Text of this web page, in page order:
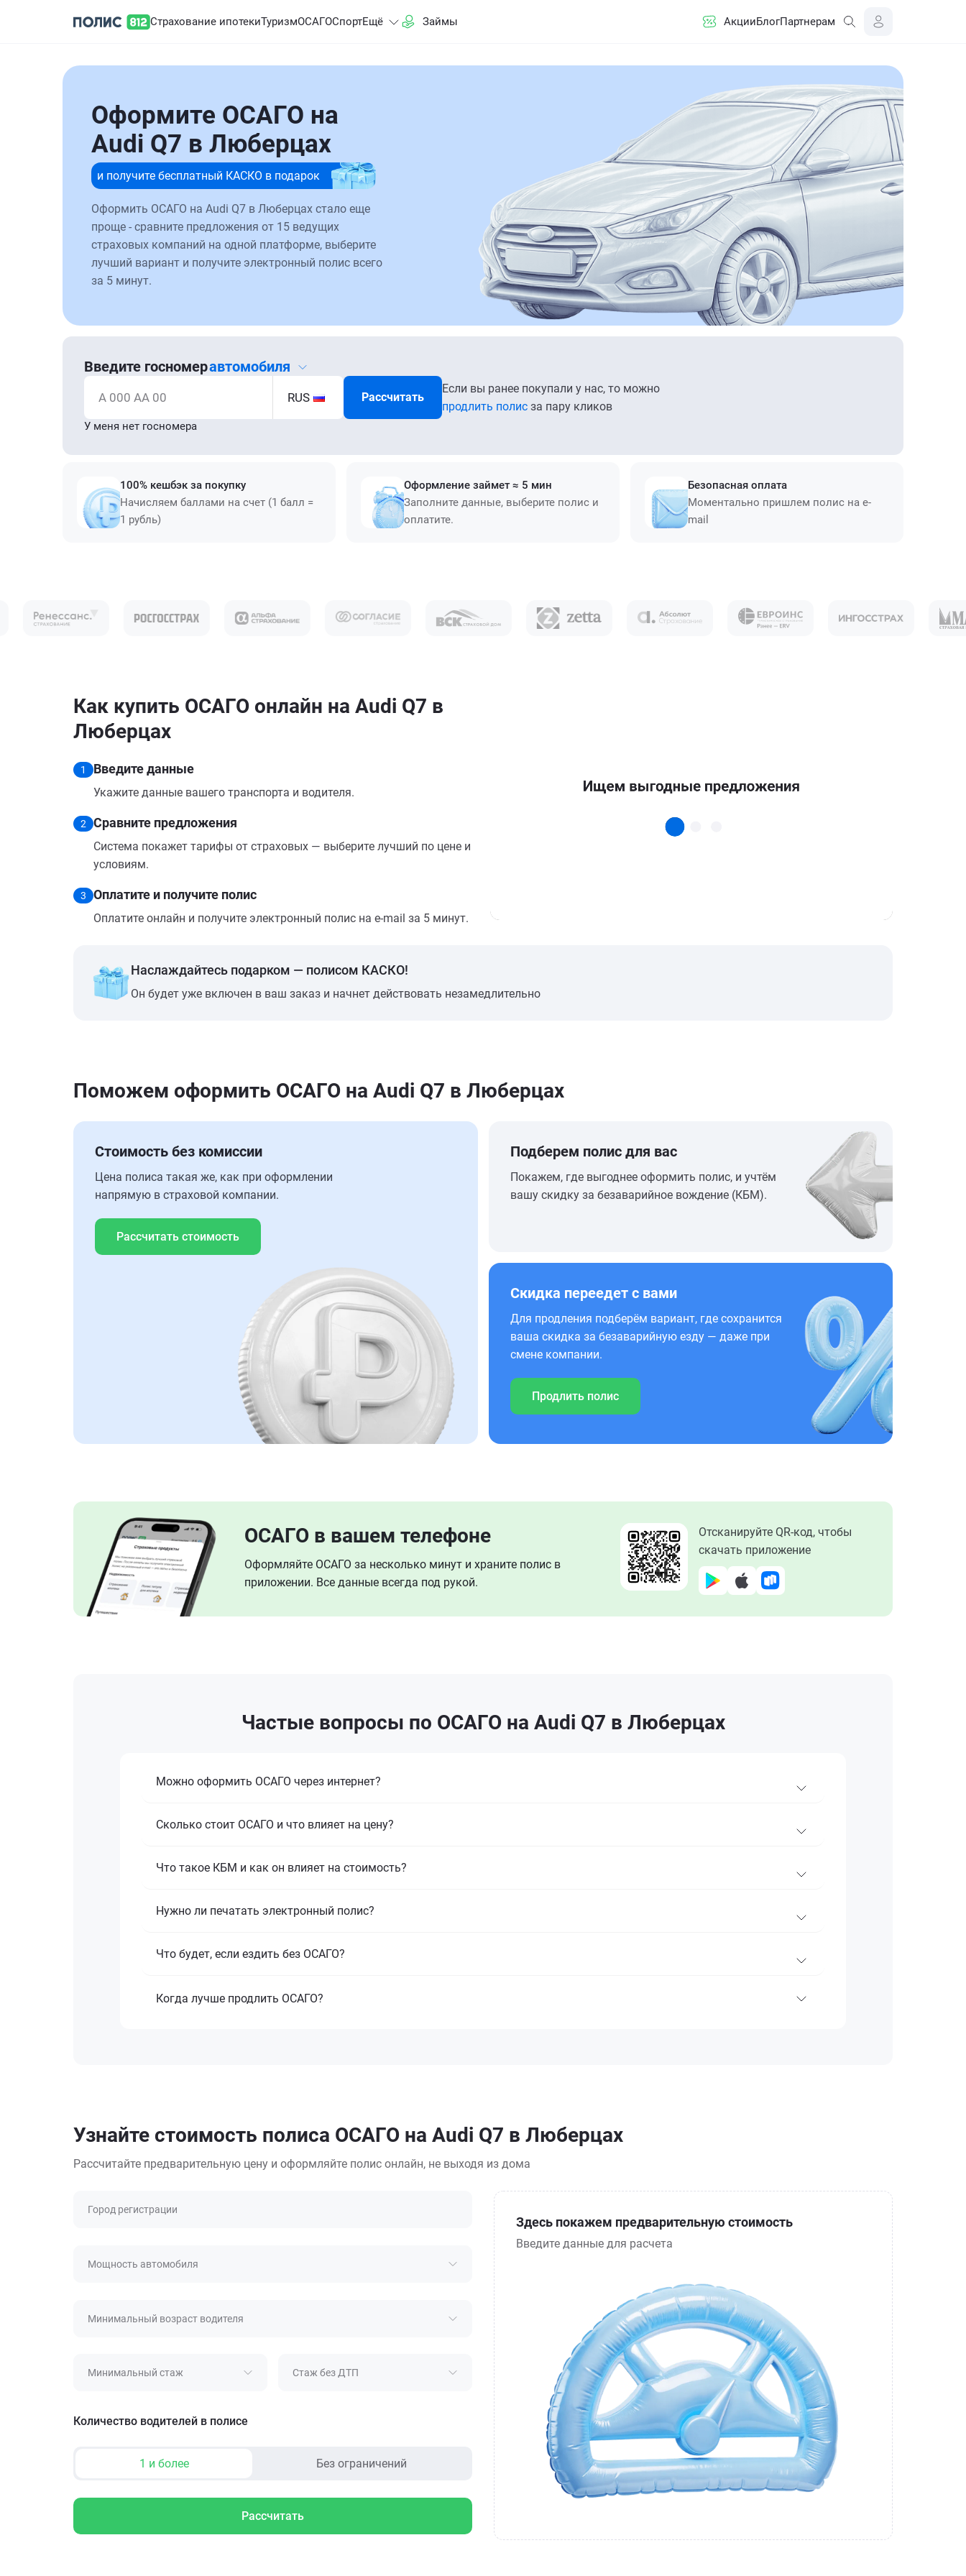
Страхование ипотекиТуризмОСАГОСпортЕщё Займы АкцииБлогПартнерам
Оформите ОСАГО на
Audi Q7 в Люберцах
и получите бесплатный КАСКО в подарок
Оформить ОСАГО на Audi Q7 в Люберцах стало еще
проще - сравните предложения от 15 ведущих
страховых компаний на одной платформе, выберите
лучший вариант и получите электронный полис всего
за 5 минут.
Введите госномеравтомобиля
А 000 АА 00 RUS Рассчитать
Если вы ранее покупали у нас, то можно
продлить полис за пару кликов
У меня нет госномера
100% кешбэк за покупку
Начисляем баллами на счет (1 балл =
1 рубль)
Оформление займет ≈ 5 мин
Заполните данные, выберите полис и
оплатите.
Безопасная оплата
Моментально пришлем полис на e-
mail
Как купить ОСАГО онлайн на Audi Q7 в
Люберцах
1 Введите данные
Укажите данные вашего транспорта и водителя.
2 Сравните предложения
Система покажет тарифы от страховых — выберите лучший по цене и
условиям.
3 Оплатите и получите полис
Оплатите онлайн и получите электронный полис на e-mail за 5 минут.
Наслаждайтесь подарком — полисом КАСКО!
Он будет уже включен в ваш заказ и начнет действовать незамедлительно
Поможем оформить ОСАГО на Audi Q7 в Люберцах
Стоимость без комиссии
Цена полиса такая же, как при оформлении
напрямую в страховой компании.
Рассчитать стоимость
Подберем полис для вас
Покажем, где выгоднее оформить полис, и учтём
вашу скидку за безаварийное вождение (КБМ).
Скидка переедет с вами
Для продления подберём вариант, где сохранится
ваша скидка за безаварийную езду — даже при
смене компании.
Продлить полис
ОСАГО в вашем телефоне
Оформляйте ОСАГО за несколько минут и храните полис в
приложении. Все данные всегда под рукой.
Отсканируйте QR-код, чтобы
скачать приложение
Частые вопросы по ОСАГО на Audi Q7 в Люберцах
Можно оформить ОСАГО через интернет?
Сколько стоит ОСАГО и что влияет на цену?
Что такое КБМ и как он влияет на стоимость?
Нужно ли печатать электронный полис?
Что будет, если ездить без ОСАГО?
Когда лучше продлить ОСАГО?
Узнайте стоимость полиса ОСАГО на Audi Q7 в Люберцах
Рассчитайте предварительную цену и оформляйте полис онлайн, не выходя из дома
Город регистрации
Мощность автомобиля
Минимальный возраст водителя
Минимальный стаж Стаж без ДТП
Количество водителей в полисе
1 и более Без ограничений
Рассчитать
Здесь покажем предварительную стоимость
Введите данные для расчета